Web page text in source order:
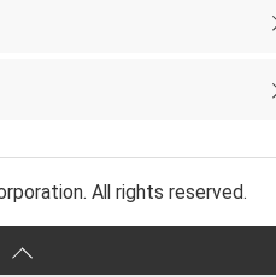
All rights reserved.